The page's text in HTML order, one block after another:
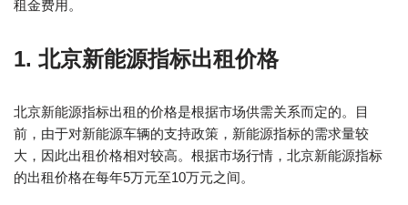
租金费用。
1. 北京新能源指标出租价格
北京新能源指标出租的价格是根据市场供需关系而定的。目
前，由于对新能源车辆的支持政策，新能源指标的需求量较
大，因此出租价格相对较高。根据市场行情，北京新能源指标
的出租价格在每年5万元至10万元之间。